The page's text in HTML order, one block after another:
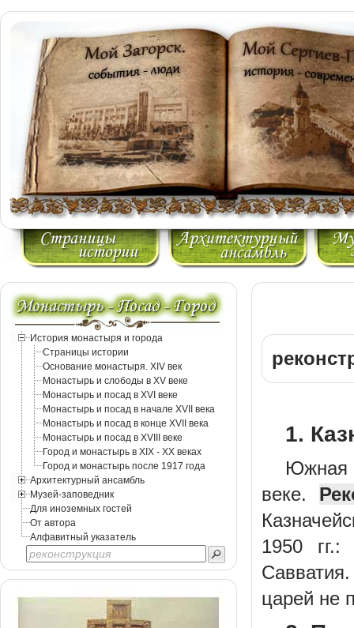
История монастыря и города
Страницы истории
Основание монастыря. XIV век
Монастырь и слободы в XV веке
Монастырь и посад в XVI веке
Монастырь и посад в начале XVII века
Монастырь и посад в конце XVII века
Монастырь и посад в XVIII веке
Город и монастырь в XIX - XX веках
Город и монастырь после 1917 года
Архитектурный ансамбль
Музей-заповедник
Для иноземных гостей
От автора
Алфавитный указатель
1.
Южная
веке.
1950
царей не